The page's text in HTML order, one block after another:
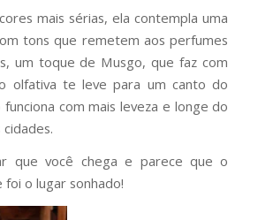
mais sérias, ela contempla uma
tons que remetem aos perfumes
um toque de Musgo, que faz com
olfativa te leve para um canto do
com mais leveza e longe do
que você chega e parece que o
foi o lugar sonhado!